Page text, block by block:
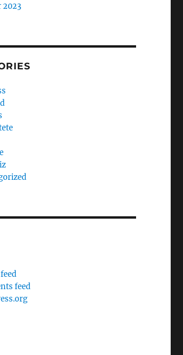
2023
feed